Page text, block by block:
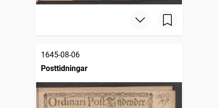
1645-08-06
Posttidningar